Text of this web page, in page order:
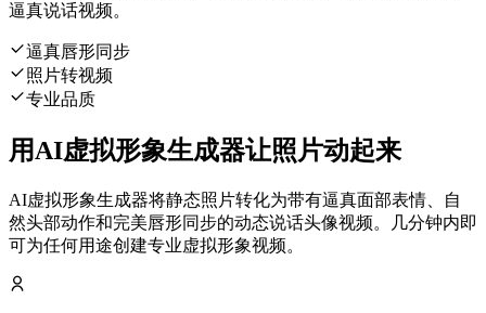
逼真说话视频。
逼真唇形同步
照片转视频
专业品质
用AI虚拟形象生成器让照片动起来
AI虚拟形象生成器将静态照片转化为带有逼真面部表情、自
然头部动作和完美唇形同步的动态说话头像视频。几分钟内即
可为任何用途创建专业虚拟形象视频。